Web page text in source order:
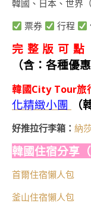
韓國、日本、世界
票券
行程
完整版可
（含：各種優
韓國City Tour旅
化精緻小團
（
好推拉行李箱： 納
韓國住宿分享
首爾住宿懶人包
釜山住宿懶人包